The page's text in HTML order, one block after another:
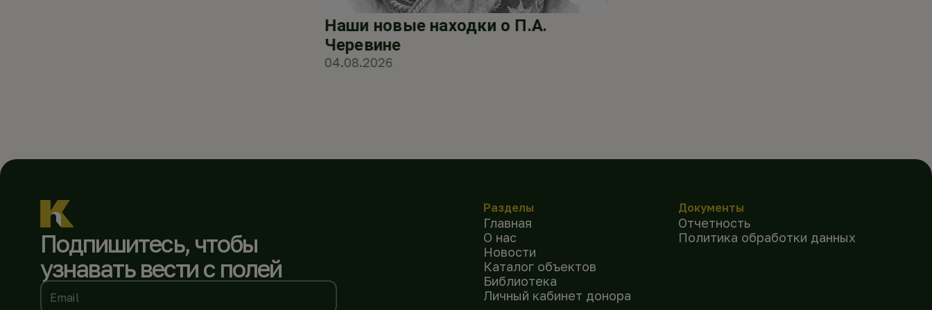
Наши новые находки о П.А.
Черевине
04.08.2026
Подпишитесь, чтобы
узнавать вести с полей
Email
Разделы
Главная
О нас
Новости
Каталог объектов
Библиотека
Личный кабинет донора
Документы
Отчетность
Политика обработки данных